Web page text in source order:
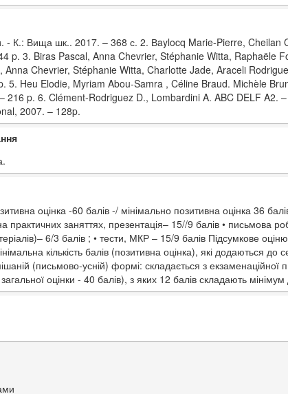
- К.: Вища шк.. 2017. – 368 с. 2. Вaylocq Marie-Pierre,
p. 3. Biras Pascal, Anna Chevrier, Stéphanie Witta, Raphaële
Chevrier, Stéphanie Witta, Charlotte Jade, Araceli
5. Heu Elodie, Myriam Abou-Samra , Céline Braud. Michèle
216 p. 6. Clément-Rodriguez D., Lombardini A. ABC DELF A2.
2007. – 128p.
оцінка -60 балів -/ мінімально позитивна оцінка 36
практичних заняттях, презентація– 15//9 балів • письмова
6/3 балів ; • тести, МКР – 15/9 балів Підсумкове
кількість балів (позитивна оцінка), які додаються
(письмово-усній) формі: складається з екзаменаційної
оцінки - 40 балів), з яких 12 балів складають мінімум